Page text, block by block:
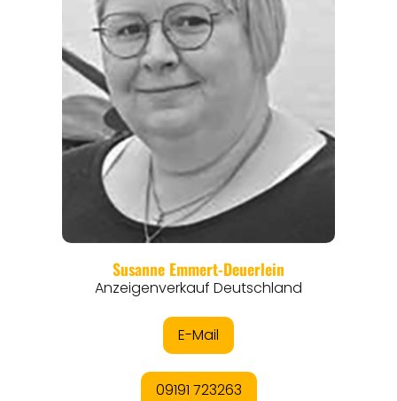
REGIONEN
ORTE
EVENTS
REISEFÜHRER
REISEMAGAZINE